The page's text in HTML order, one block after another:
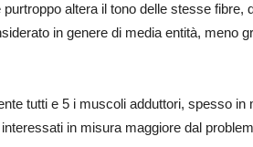
altera il tono delle stesse fibre,
in genere di media entità, meno
tutti e 5 i muscoli adduttori, spesso in
in misura maggiore dal